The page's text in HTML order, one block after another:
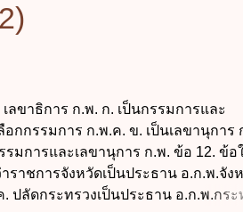
ลขาธิการ ก.พ. ก. เป็นกรรมการและ
กกรรมการ ก.พ.ค. ข. เป็นเลขานุการ
รมการและเลขานุการ ก.พ. ข้อ 12. ข้อ
ราชการจังหวัดเป็นประธาน อ.ก.พ.จัง
ปลัดกระทรวงเป็นประธาน อ.ก.พ.กระท